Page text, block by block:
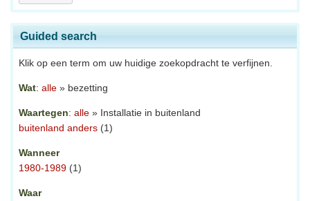
Guided search
Klik op een term om uw huidige zoekopdracht te verfijnen.
Wat: alle » bezetting
Waartegen: alle » Installatie in buitenland
buitenland anders (1)
Wanneer
1980-1989 (1)
Waar